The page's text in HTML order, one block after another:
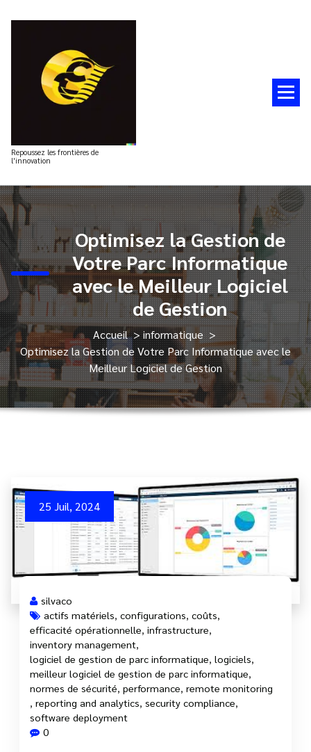
Repoussez les frontières de
l'innovation
Optimisez la Gestion de
Votre Parc Informatique
avec le Meilleur Logiciel
de Gestion
Accueil>informatique>
Optimisez la Gestion de Votre Parc Informatique avec le
Meilleur Logiciel de Gestion
25 Juil, 2024
silvaco
actifs matériels, configurations, coûts,
efficacité opérationnelle, infrastructure,
inventory management,
logiciel de gestion de parc informatique, logiciels,
meilleur logiciel de gestion de parc informatique,
normes de sécurité, performance, remote monitoring
, reporting and analytics, security compliance,
software deployment
0